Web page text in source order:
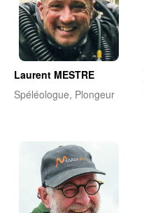
Laurent MESTRE
Spéléologue, Plongeur